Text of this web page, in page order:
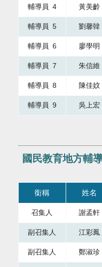
輔導員 4 黃美齡
輔導員 5 劉馨韓
輔導員 6 廖學明
輔導員 7 朱信維
輔導員 8 陳佳妏
輔導員 9 吳上宏
國民教育地方輔
本表格為組織成員，共
銜稱 姓名
召集人 謝孟軒
副召集人 江彩鳳
副召集人 鄭淑珍